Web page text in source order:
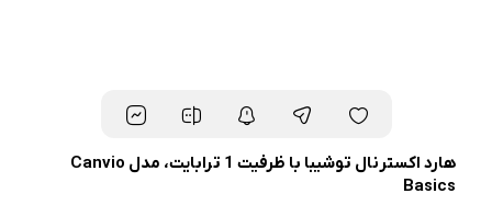
هارد اکسترنال توشیبا با ظرفیت 1 ترابایت، مدل Canvio
Basics